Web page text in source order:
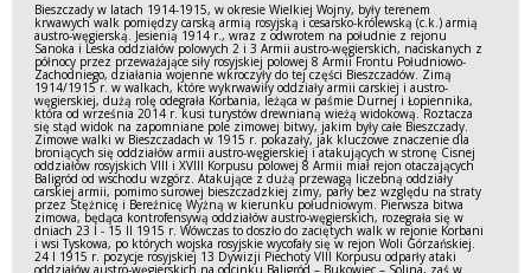
Bieszczady w latach 1914-1915, w okresie Wielkiej Wojny, były terenem
krwawych walk pomiędzy carską armią rosyjską i cesarsko-królewską (c.k.) armią
austro-węgierską. Jesienią 1914 r., wraz z odwrotem na południe z rejonu
Sanoka i Leska oddziałów polowych 2 i 3 Armii austro-węgierskich, naciskanych z
północy przez przeważające siły rosyjskiej polowej 8 Armii Frontu Południowo-
Zachodniego, działania wojenne wkroczyły do tej części Bieszczadów. Zimą
1914/1915 r. w walkach, które wykrwawiły oddziały armii carskiej i austro-
węgierskiej, dużą rolę odegrała Korbania, leżąca w paśmie Durnej i Łopiennika,
która od września 2014 r. kusi turystów drewnianą wieżą widokową. Roztacza
się stąd widok na zapomniane pole zimowej bitwy, jakim były całe Bieszczady.
Zimowe walki w Bieszczadach w 1915 r. pokazały, jak kluczowe znaczenie dla
broniących się oddziałów armii austro-węgierskiej i atakujących w stronę Cisnej
oddziałów rosyjskich VIII i XVIII Korpusu polowej 8 Armii miał rejon otaczających
Baligród od wschodu wzgórz. Atakujące z dużą przewagą liczebną oddziały
carskiej armii, pomimo surowej bieszczadzkiej zimy, parły bez względu na straty
przez Stężnicę i Bereźnicę Wyżną w kierunku południowym. Pierwsza bitwa
zimowa, będąca kontrofensywą oddziałów austro-węgierskich, rozegrała się w
dniach 23 I - 15 II 1915 r. Wówczas to doszło do zaciętych walk w rejonie Korbani
i wsi Tyskowa, po których wojska rosyjskie wycofały się w rejon Woli Górzańskiej.
24 I 1915 r. pozycje rosyjskiej 13 Dywizji Piechoty VIII Korpusu odparły ataki